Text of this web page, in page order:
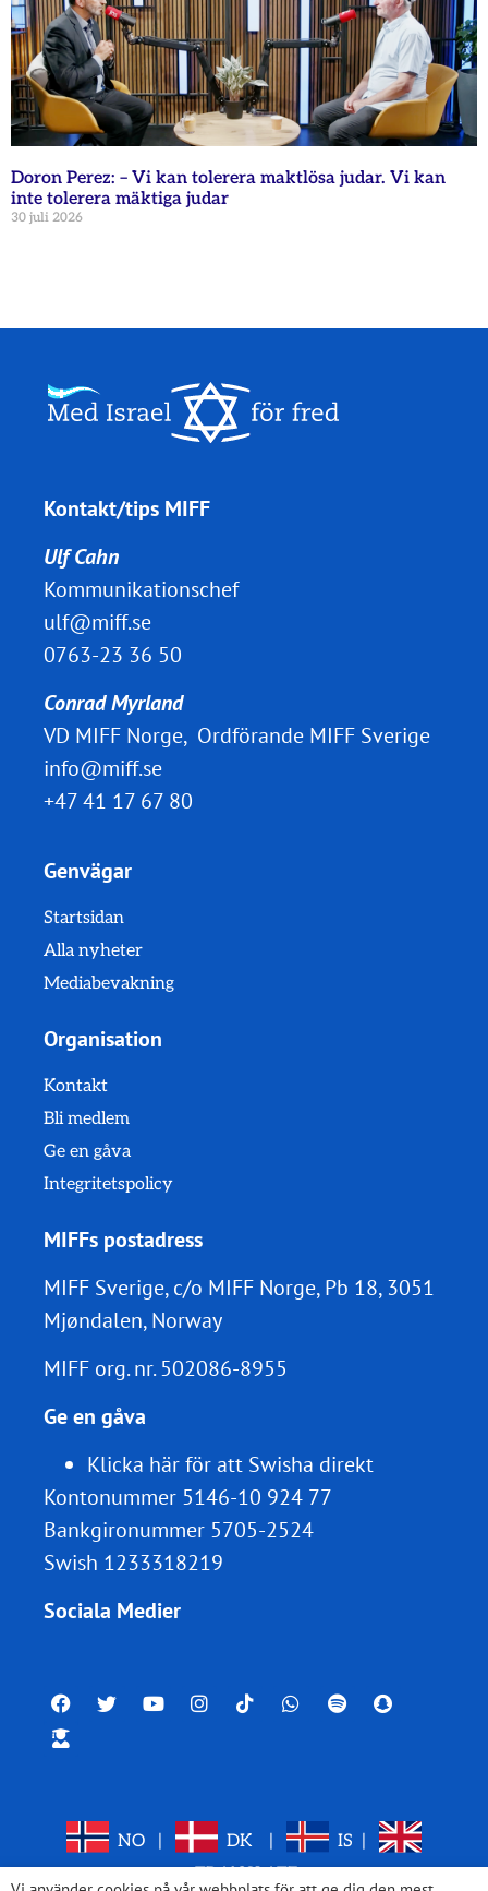
Doron Perez: – Vi kan tolerera maktlösa judar. Vi kan
inte tolerera mäktiga judar
30 juli 2026
Kontakt/tips MIFF
Ulf Cahn
Kommunikationschef
ulf@miff.se
0763-23 36 50
Conrad Myrland
VD MIFF Norge, Ordförande MIFF Sverige
info@miff.se
+47 41 17 67 80
Genvägar
Startsidan
Alla nyheter
Mediabevakning
Organisation
Kontakt
Bli medlem
Ge en gåva
Integritetspolicy
MIFFs postadress
MIFF Sverige, c/o MIFF Norge, Pb 18, 3051
Mjøndalen, Norway
MIFF org. nr.502086-8955
Ge en gåva
Klicka här för att Swisha direkt
Kontonummer 5146-10 924 77
Bankgironummer 5705-2524
Swish 1233318219
Sociala Medier
NO DK IS